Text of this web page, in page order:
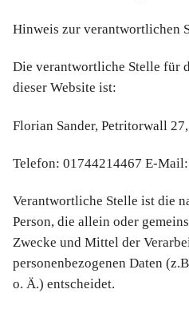
Hinweis zur verantwortlichen
Die verantwortliche Stelle für
dieser Website ist:
Florian Sander, Petritorwall
Telefon: 01744214467 E-
Verantwortliche Stelle ist die
Person, die allein oder
Zwecke und Mittel der
personenbezogenen Daten
o. Ä.) entscheidet.